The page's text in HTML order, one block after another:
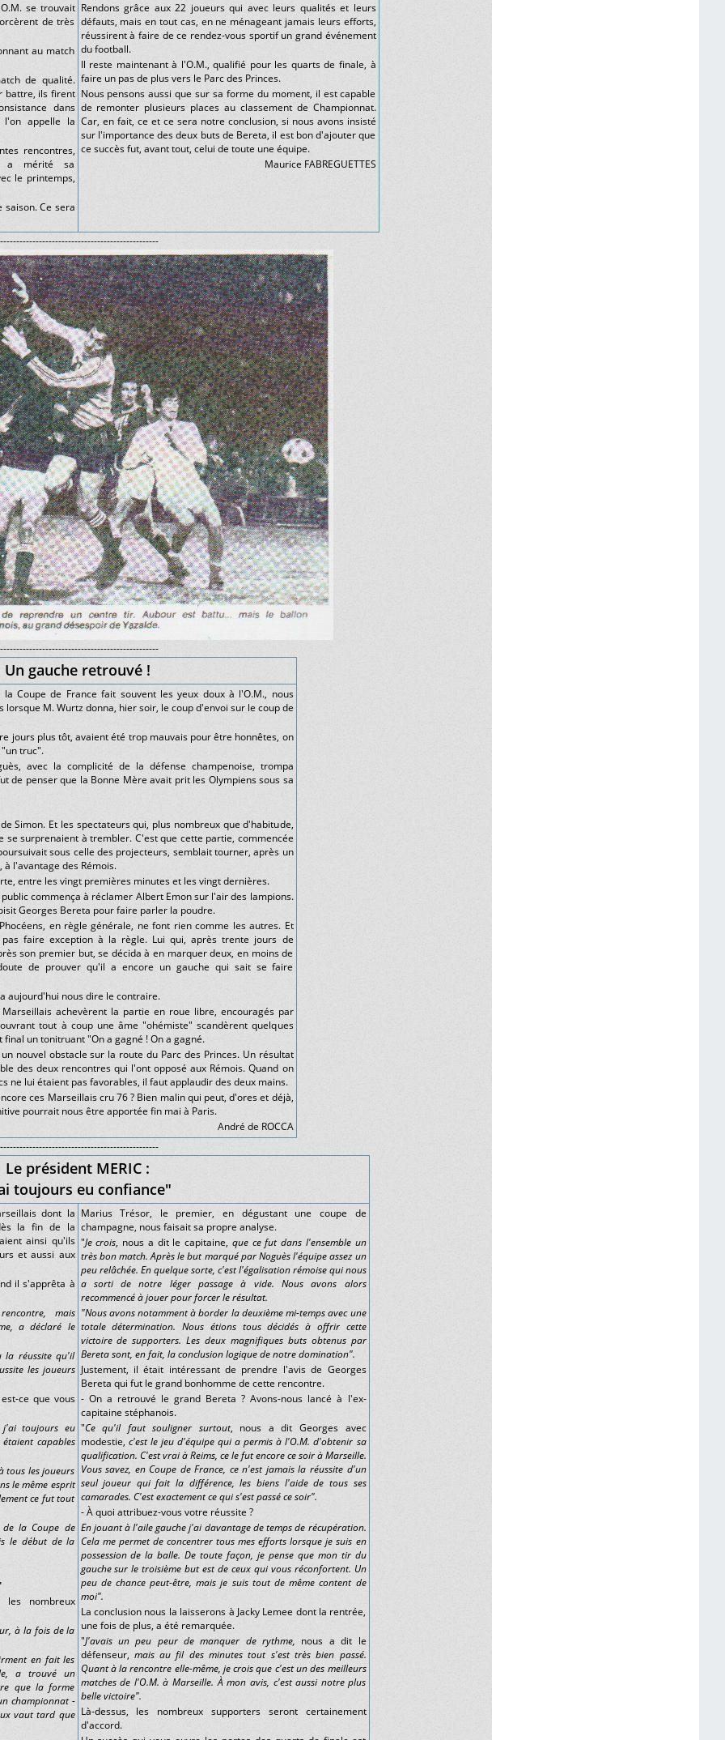
se trouvait
de très
au match
de qualité.
battre, ils firent
dans
appelle la
rencontres,
a mérité sa
le printemps,
Ce sera
Rendons grâce aux 22 joueurs qui avec leurs qualités et leurs
défauts, mais en tout cas, en ne ménageant jamais leurs efforts,
réussirent à faire de ce rendez-vous sportif un grand événement
du football.
Il reste maintenant à l'O.M., qualifié pour les quarts de finale, à
faire un pas de plus vers le Parc des Princes.
Nous pensons aussi que sur sa forme du moment, il est capable
de remonter plusieurs places au classement de Championnat.
Car, en fait, ce et ce sera notre conclusion, si nous avons insisté
sur l'importance des deux buts de Bereta, il est bon d'ajouter que
ce succès fut, avant tout, celui de toute une équipe.
Maurice FABREGUETTES
Un gauche retrouvé !
Coupe de France fait souvent les yeux doux à l'O.M., nous
M. Wurtz donna, hier soir, le coup d'envoi sur le coup de
jours plus tôt, avaient été trop mauvais pour être honnêtes, on
truc".
avec la complicité de la défense champenoise, trompa
de penser que la Bonne Mère avait prit les Olympiens sous sa
Simon. Et les spectateurs qui, plus nombreux que d'habitude,
se surprenaient à trembler. C'est que cette partie, commencée
sous celle des projecteurs, semblait tourner, après un
l'avantage des Rémois.
entre les vingt premières minutes et les vingt dernières.
commença à réclamer Albert Emon sur l'air des lampions.
Georges Bereta pour faire parler la poudre.
en règle générale, ne font rien comme les autres. Et
faire exception à la règle. Lui qui, après trente jours de
son premier but, se décida à en marquer deux, en moins de
de prouver qu'il a encore un gauche qui sait se faire
aujourd'hui nous dire le contraire.
achevèrent la partie en roue libre, encouragés par
tout à coup une âme "ohémiste" scandèrent quelques
un tonitruant "On a gagné ! On a gagné.
nouvel obstacle sur la route du Parc des Princes. Un résultat
des deux rencontres qui l'ont opposé aux Rémois. Quand on
ne lui étaient pas favorables, il faut applaudir des deux mains.
ces Marseillais cru 76 ? Bien malin qui peut, d'ores et déjà,
pourrait nous être apportée fin mai à Paris.
André de ROCCA
Le président MERIC :
toujours eu confiance"
dont la
la fin de la
ainsi qu'ils
et aussi aux
il s'apprêta à
mais
a déclaré le
la réussite qu'il
les joueurs
ce que vous
j'ai toujours eu
étaient capables
tous les joueurs
le même esprit
ce fut tout
la Coupe de
le début de la
les nombreux
à la fois de la
en fait les
a trouvé un
que la forme
championnat -
vaut tard que
Marius Trésor, le premier, en dégustant une coupe de
champagne, nous faisait sa propre analyse.
"Je crois, nous a dit le capitaine, que ce fut dans l'ensemble un
très bon match. Après le but marqué par Noguès l'équipe assez un
peu relâchée. En quelque sorte, c'est l'égalisation rémoise qui nous
a sorti de notre léger passage à vide. Nous avons alors
recommencé à jouer pour forcer le résultat.
"Nous avons notamment à border la deuxième mi-temps avec une
totale détermination. Nous étions tous décidés à offrir cette
victoire de supporters. Les deux magnifiques buts obtenus par
Bereta sont, en fait, la conclusion logique de notre domination".
Justement, il était intéressant de prendre l'avis de Georges
Bereta qui fut le grand bonhomme de cette rencontre.
- On a retrouvé le grand Bereta ? Avons-nous lancé à l'ex-
capitaine stéphanois.
"Ce qu'il faut souligner surtout, nous a dit Georges avec
modestie, c'est le jeu d'équipe qui a permis à l'O.M. d'obtenir sa
qualification. C'est vrai à Reims, ce le fut encore ce soir à Marseille.
Vous savez, en Coupe de France, ce n'est jamais la réussite d'un
seul joueur qui fait la différence, les biens l'aide de tous ses
camarades. C'est exactement ce qui s'est passé ce soir".
- À quoi attribuez-vous votre réussite ?
En jouant à l'aile gauche j'ai davantage de temps de récupération.
Cela me permet de concentrer tous mes efforts lorsque je suis en
possession de la balle. De toute façon, je pense que mon tir du
gauche sur le troisième but est de ceux qui vous réconfortent. Un
peu de chance peut-être, mais je suis tout de même content de
moi".
La conclusion nous la laisserons à Jacky Lemee dont la rentrée,
une fois de plus, a été remarquée.
"J'avais un peu peur de manquer de rythme, nous a dit le
défenseur, mais au fil des minutes tout s'est très bien passé.
Quant à la rencontre elle-même, je crois que c'est un des meilleurs
matches de l'O.M. à Marseille. À mon avis, c'est aussi notre plus
belle victoire".
Là-dessus, les nombreux supporters seront certainement
d'accord.